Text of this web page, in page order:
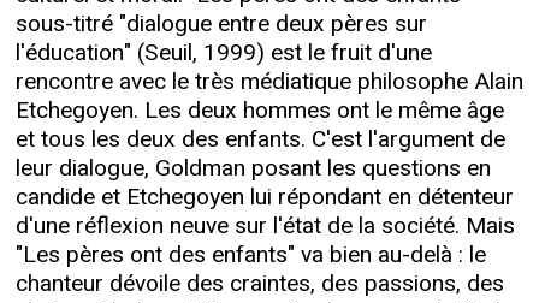
sous-titré "dialogue entre deux pères sur
l'éducation" (Seuil, 1999) est le fruit d'une
rencontre avec le très médiatique philosophe Alain
Etchegoyen. Les deux hommes ont le même âge
et tous les deux des enfants. C'est l'argument de
leur dialogue, Goldman posant les questions en
candide et Etchegoyen lui répondant en détenteur
d'une réflexion neuve sur l'état de la société. Mais
"Les pères ont des enfants" va bien au-delà : le
chanteur dévoile des craintes, des passions, des